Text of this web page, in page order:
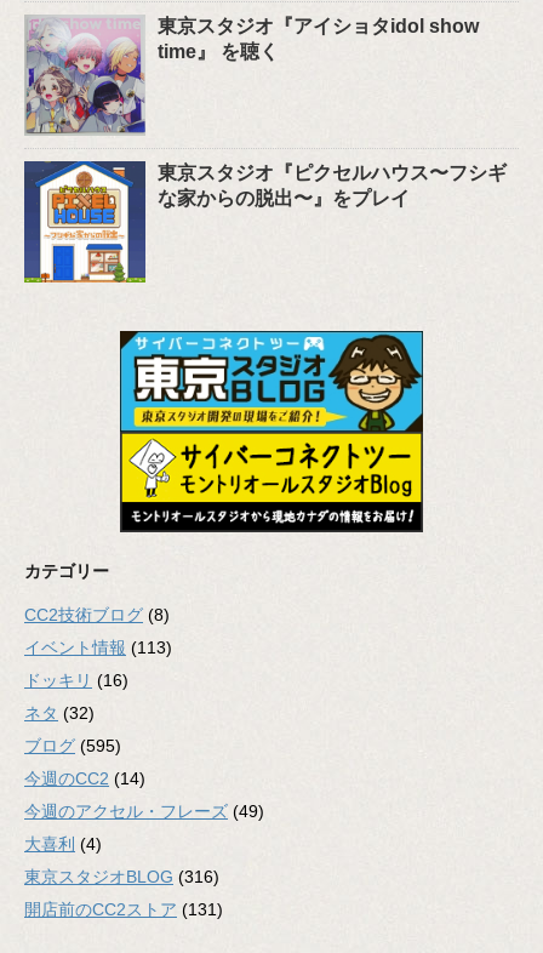
東京スタジオ『アイショタidol show
time』 を聴く
東京スタジオ『ピクセルハウス〜フシギ
な家からの脱出〜』をプレイ
カテゴリー
CC2技術ブログ (8)
イベント情報 (113)
ドッキリ (16)
ネタ (32)
ブログ (595)
今週のCC2 (14)
今週のアクセル・フレーズ (49)
大喜利 (4)
東京スタジオBLOG (316)
開店前のCC2ストア (131)